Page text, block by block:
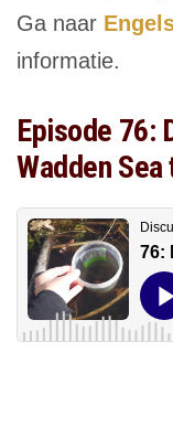
Ga naar
informatie.
Episode 76:
Wadden